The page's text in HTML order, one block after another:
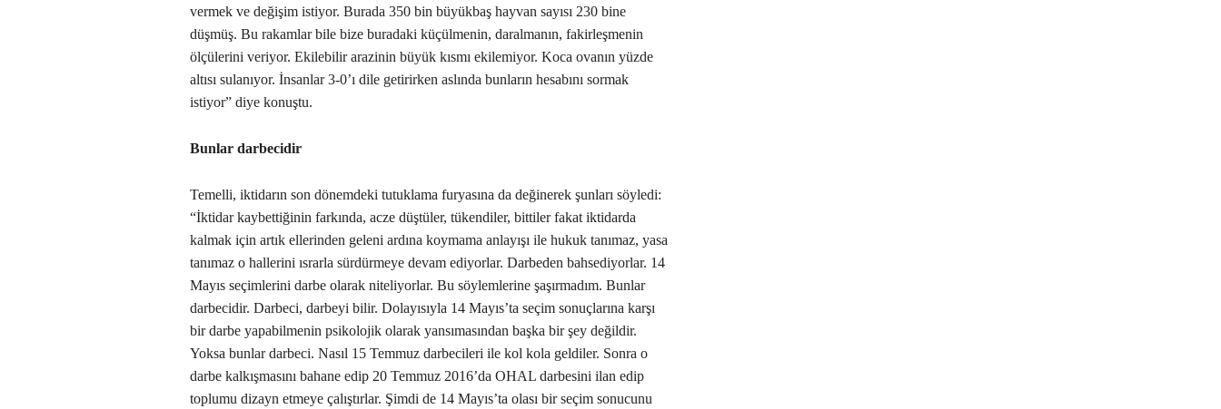
vermek ve değişim istiyor. Burada 350 bin büyükbaş hayvan sayısı 230 bine
düşmüş. Bu rakamlar bile bize buradaki küçülmenin, daralmanın, fakirleşmenin
ölçülerini veriyor. Ekilebilir arazinin büyük kısmı ekilemiyor. Koca ovanın yüzde
altısı sulanıyor. İnsanlar 3-0’ı dile getirirken aslında bunların hesabını sormak
istiyor” diye konuştu.
Bunlar darbecidir
Temelli, iktidarın son dönemdeki tutuklama furyasına da değinerek şunları söyledi:
“İktidar kaybettiğinin farkında, acze düştüler, tükendiler, bittiler fakat iktidarda
kalmak için artık ellerinden geleni ardına koymama anlayışı ile hukuk tanımaz, yasa
tanımaz o hallerini ısrarla sürdürmeye devam ediyorlar. Darbeden bahsediyorlar. 14
Mayıs seçimlerini darbe olarak niteliyorlar. Bu söylemlerine şaşırmadım. Bunlar
darbecidir. Darbeci, darbeyi bilir. Dolayısıyla 14 Mayıs’ta seçim sonuçlarına karşı
bir darbe yapabilmenin psikolojik olarak yansımasından başka bir şey değildir.
Yoksa bunlar darbeci. Nasıl 15 Temmuz darbecileri ile kol kola geldiler. Sonra o
darbe kalkışmasını bahane edip 20 Temmuz 2016’da OHAL darbesini ilan edip
toplumu dizayn etmeye çalıştırlar. Şimdi de 14 Mayıs’ta olası bir seçim sonucunu